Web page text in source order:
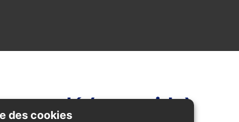
surgelé (sous vide)
des cookies